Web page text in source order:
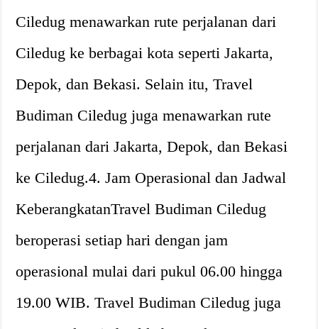
Ciledug menawarkan rute perjalanan dari
Ciledug ke berbagai kota seperti Jakarta,
Depok, dan Bekasi. Selain itu, Travel
Budiman Ciledug juga menawarkan rute
perjalanan dari Jakarta, Depok, dan Bekasi
ke Ciledug.4. Jam Operasional dan Jadwal
KeberangkatanTravel Budiman Ciledug
beroperasi setiap hari dengan jam
operasional mulai dari pukul 06.00 hingga
19.00 WIB. Travel Budiman Ciledug juga